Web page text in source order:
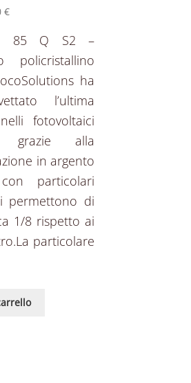
€
85 Q S2 –
policristallino
ha
l’ultima
fotovoltaici
grazie alla
in argento
particolari
permettono di
1/8 rispetto ai
particolare